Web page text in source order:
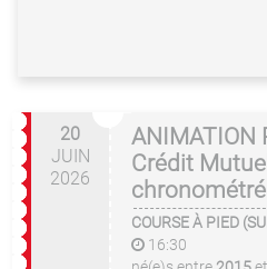
20
JUIN
2026
ANIMATION
Crédit
COURSE À PIED
16:30